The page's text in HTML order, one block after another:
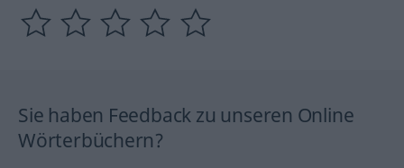
Sie haben Feedback zu unseren Online
Wörterbüchern?